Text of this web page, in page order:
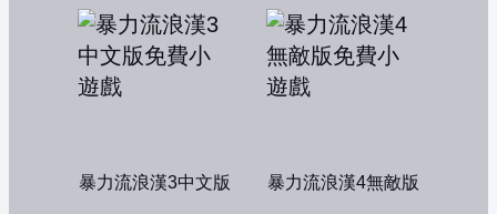
暴力流浪漢3中文版 暴力流浪漢4無敵版